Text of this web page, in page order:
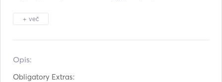
Luč bakle
Jedilni pribor / kozarci
+ več
Opis:
Obligatory Extras: